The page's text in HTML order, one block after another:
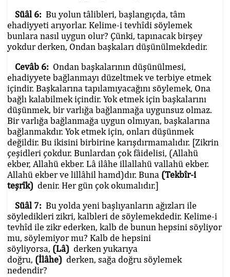
Süâl 6: Bu yolun tâlibleri, başlangıçda, tâm
ehadiyyeti arıyorlar. Kelime-i tevhîdi söylemek
bunlara nasıl uygun olur? Çünki, tapınacak birşey
yokdur derken, Ondan başkaları düşünülmekdedir.
Cevâb 6: Ondan başkalarının düşünülmesi,
ehadiyyete bağlanmayı düzeltmek ve terbiye etmek
içindir. Başkalarına tapılamıyacağını söylemek, Ona
bağlı kalabilmek içindir. Yok etmek için başkalarını
düşünmek, bir varlığa bağlanmağa uygunsuz olmaz.
Bir varlığa bağlanmağa uygun olmıyan, başkalarına
bağlanmakdır. Yok etmek için, onları düşünmek
değildir. Bu ikisini birbirine karışdırmamalıdır. [Zikrin
çeşidleri çokdur. Bunlardan çok fâidelisi, (Allahü
ekber, Allahü ekber. Lâ ilâhe illallahü vallahü ekber.
Allahü ekber ve lillâhil hamd)dır. Buna (Tekbîr-i
teşrîk) denir. Her gün çok okumalıdır.]
Süâl 7: Bu yolda yeni başlıyanların ağızları ile
söyledikleri zikri, kalbleri de söylemekdedir. Kelime-i
tevhîd ile zikr ederken, kalb de bunun hepsini söyliyor
mu, söylemiyor mu? Kalb de hepsini
söyliyorsa, (Lâ) derken yukarıya
doğru, (İlâhe) derken, sağa doğru söylemek
nedendir?